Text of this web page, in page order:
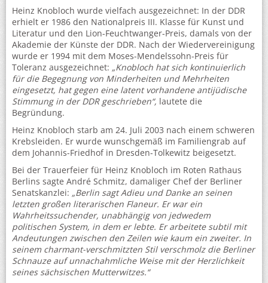
Heinz Knobloch wurde vielfach ausgezeichnet: In der DDR
erhielt er 1986 den Nationalpreis III. Klasse für Kunst und
Literatur und den Lion-Feuchtwanger-Preis, damals von der
Akademie der Künste der DDR. Nach der Wiedervereinigung
wurde er 1994 mit dem Moses-Mendelssohn-Preis für
Toleranz ausgezeichnet: „Knobloch hat sich kontinuierlich
für die Begegnung von Minderheiten und Mehrheiten
eingesetzt, hat gegen eine latent vorhandene antijüdische
Stimmung in der DDR geschrieben“, lautete die
Begründung.
Heinz Knobloch starb am 24. Juli 2003 nach einem schweren
Krebsleiden. Er wurde wunschgemäß im Familiengrab auf
dem Johannis-Friedhof in Dresden-Tolkewitz beigesetzt.
Bei der Trauerfeier für Heinz Knobloch im Roten Rathaus
Berlins sagte André Schmitz, damaliger Chef der Berliner
Senatskanzlei: „Berlin sagt Adieu und Danke an seinen
letzten großen literarischen Flaneur. Er war ein
Wahrheitssuchender, unabhängig von jedwedem
politischen System, in dem er lebte. Er arbeitete subtil mit
Andeutungen zwischen den Zeilen wie kaum ein zweiter. In
seinem charmant-verschmitzten Stil verschmolz die Berliner
Schnauze auf unnachahmliche Weise mit der Herzlichkeit
seines sächsischen Mutterwitzes.“